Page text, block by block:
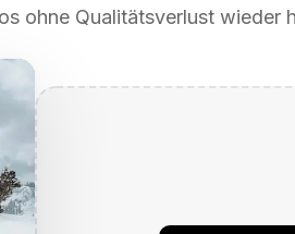
ohne Qualitätsverlust wieder